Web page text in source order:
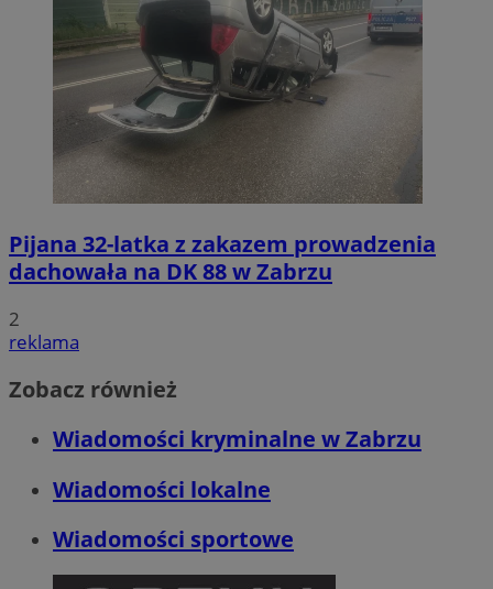
Pijana 32-latka z zakazem prowadzenia
dachowała na DK 88 w Zabrzu
2
reklama
Zobacz również
Wiadomości kryminalne w Zabrzu
Wiadomości lokalne
Wiadomości sportowe